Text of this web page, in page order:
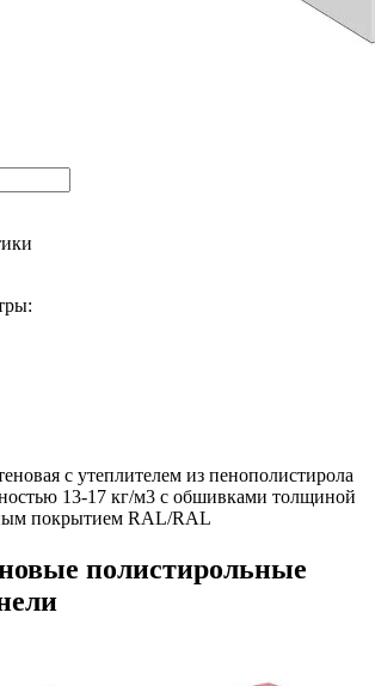
с утеплителем из пенополистирола
13-17 кг/м3 с обшивками толщиной
покрытием RAL/RAL
полистирольные